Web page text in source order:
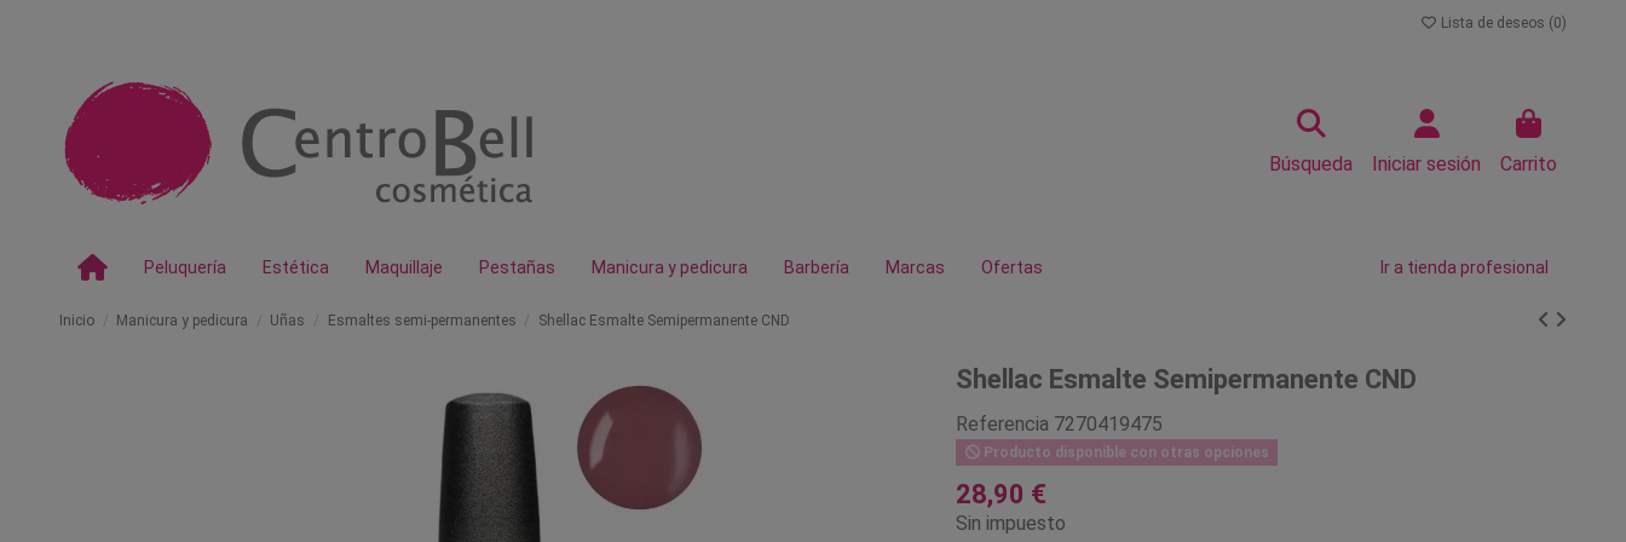
Lista de deseos (0)
Búsqueda Iniciar sesión Carrito
Peluquería Estética Maquillaje Pestañas Manicura y pedicura Barbería Marcas Ofertas Ir a tienda profesional
Inicio Manicura y pedicura Uñas Esmaltes semi-permanentes Shellac Esmalte Semipermanente CND
Shellac Esmalte Semipermanente CND
Referencia 7270419475
Producto disponible con otras opciones
28,90 €
Sin impuesto